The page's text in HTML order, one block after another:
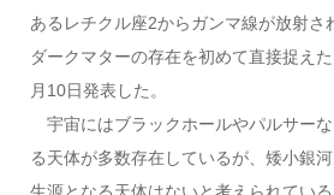
あるレチクル座2からガンマ線が放射さ
ダークマターの存在を初めて直接捉え
月10日発表した。
宇宙にはブラックホールやパルサー
る天体が多数存在しているが、矮小銀
生源となる天体はないと考えられている